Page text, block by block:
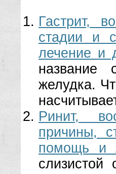
Гастрит,
стадии и
лечение и
название
желудка.
Ринит,
причины,
помощь и
слизистой